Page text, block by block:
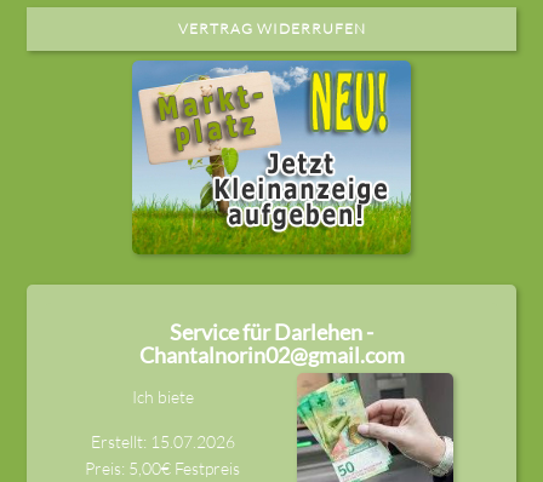
VERTRAG WIDERRUFEN
Service für Darlehen -
Chantalnorin02@gmail.com
Ich biete
Erstellt: 15.07.2026
Preis: 5,00€ Festpreis